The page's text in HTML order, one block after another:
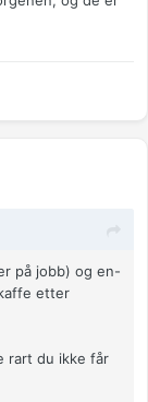
på jobb) og en-
etter
rart du ikke får